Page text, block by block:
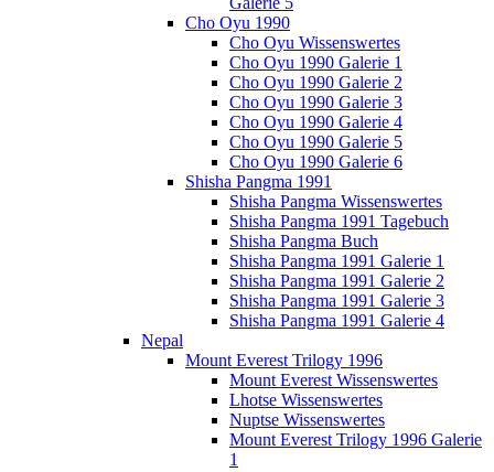
Cho Oyu 1990
Cho Oyu Wissenswertes
Cho Oyu 1990 Galerie 1
Cho Oyu 1990 Galerie 2
Cho Oyu 1990 Galerie 3
Cho Oyu 1990 Galerie 4
Cho Oyu 1990 Galerie 5
Cho Oyu 1990 Galerie 6
Shisha Pangma 1991
Shisha Pangma Wissenswertes
Shisha Pangma 1991 Tagebuch
Shisha Pangma Buch
Shisha Pangma 1991 Galerie 1
Shisha Pangma 1991 Galerie 2
Shisha Pangma 1991 Galerie 3
Shisha Pangma 1991 Galerie 4
Nepal
Mount Everest Trilogy 1996
Mount Everest Wissenswertes
Lhotse Wissenswertes
Nuptse Wissenswertes
Mount Everest Trilogy 1996 Galerie
1